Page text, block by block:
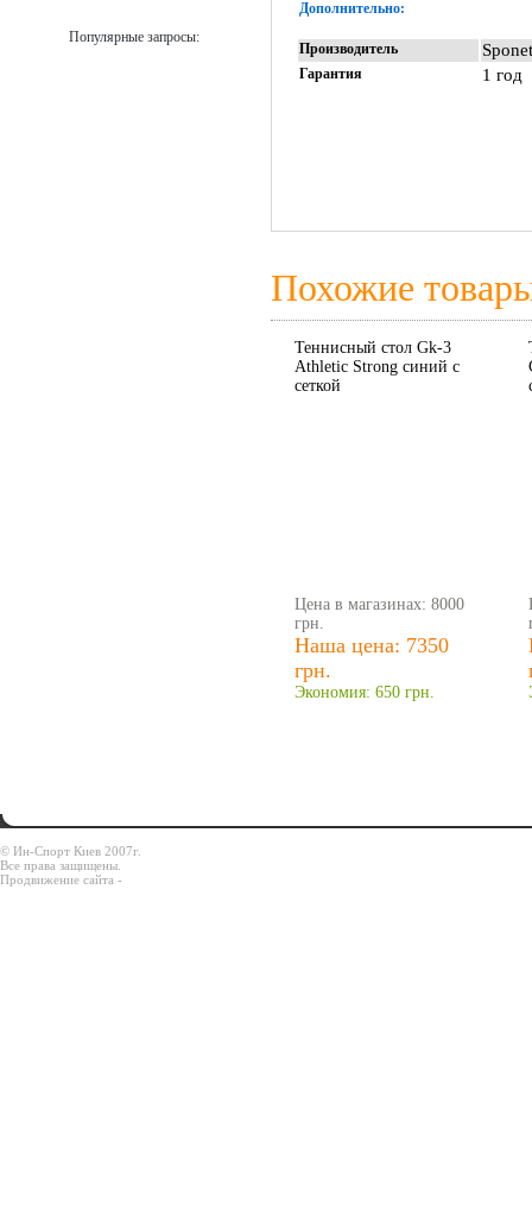
Популярные запросы:
Дополнительно:
Производитель
Гарантия 1 год
Похожие
Теннисный стол Gk-3
Athletic Strong синий с
сеткой
Цена в магазинах: 8000
грн.
Наша цена: 7350
грн.
Экономия: 650 грн.
© Ин-Спорт Киев 2007г.
Все права защищены.
Продвижение сайта -